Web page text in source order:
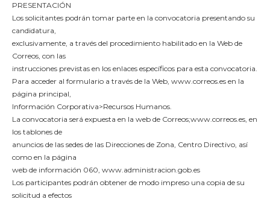
PRESENTACIÓN
Los solicitantes podrán tomar parte en la convocatoria presentando su
candidatura,
exclusivamente, a través del procedimiento habilitado en la Web de
Correos, con las
instrucciones previstas en los enlaces específicos para esta convocatoria.
Para acceder al formulario a través de la Web, www.correos.es en la
página principal,
Información Corporativa>Recursos Humanos.
La convocatoria será expuesta en la web de Correos;www.correos.es, en
los tablones de
anuncios de las sedes de las Direcciones de Zona, Centro Directivo, así
como en la página
web de información 060, www.administracion.gob.es
Los participantes podrán obtener de modo impreso una copia de su
solicitud a efectos